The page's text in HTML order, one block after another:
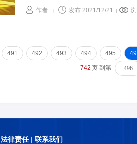
看，一个小小的枣核，吃进去需要
作者: 发布:2021/12/21
491 492 493 494 495
742 页 到第
法律责任| 联系我们